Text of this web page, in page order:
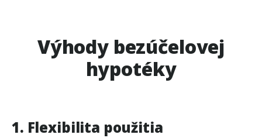
Výhody bezúčelovej
hypotéky
1. Flexibilita použitia